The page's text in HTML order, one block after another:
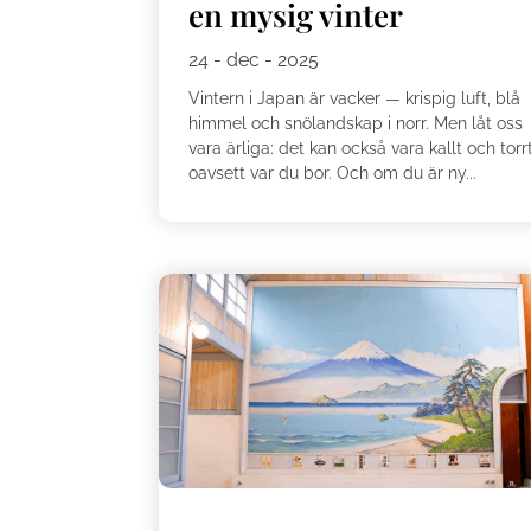
en mysig vinter
24 - dec - 2025
Vintern i Japan är vacker — krispig luft, blå
himmel och snölandskap i norr. Men låt oss
vara ärliga: det kan också vara kallt och
oavsett var du bor. Och om du är ny...